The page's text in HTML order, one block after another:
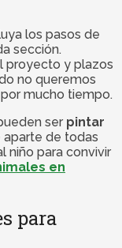
los pasos de
sección.
proyecto y plazos
no queremos
mucho tiempo.
ser pintar
aparte de todas
niño para convivir
en
para